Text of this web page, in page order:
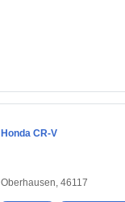
Honda CR-V
Oberhausen, 46117